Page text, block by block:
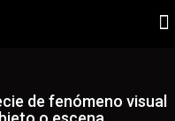
de fenómeno visual